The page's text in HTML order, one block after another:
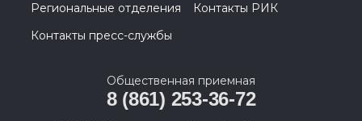
Региональные отделения
Контакты РИК
Контакты пресс-службы
Общественная приемная
8 (861) 253-36-72